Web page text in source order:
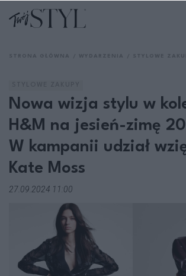
Nowa wizja stylu w
H&M na jesień-zimę
W kampanii udział
Kate Moss
27.09.2024 11:00